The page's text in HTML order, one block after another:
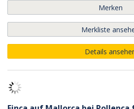
Merken
Merkliste
Details